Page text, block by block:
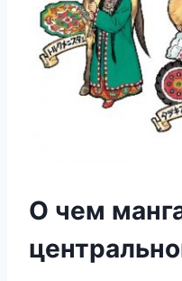
О чем